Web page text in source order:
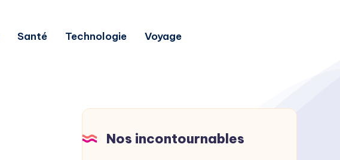
Santé Technologie Voyage
Nos incontournables